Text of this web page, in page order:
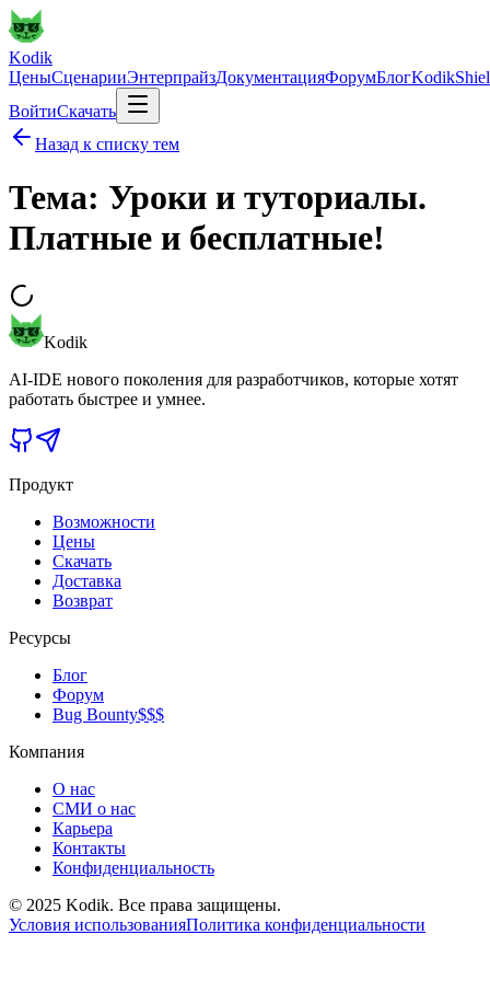
Kodik
ЦеныСценарииЭнтерпрайзДокументацияФорумБлог
ВойтиСкачать
Назад к списку тем
Тема: Уроки и туториалы.
Платные и бесплатные!
Kodik
AI-IDE нового поколения для разработчиков, которые хотят
работать быстрее и умнее.
Продукт
Возможности
Цены
Скачать
Доставка
Возврат
Ресурсы
Блог
Форум
Bug Bounty$$$
Компания
О нас
СМИ о нас
Карьера
Контакты
Конфиденциальность
© 2025 Kodik. Все права защищены.
Условия использованияПолитика конфиденциальности